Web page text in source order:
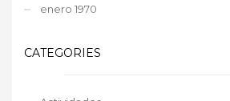
enero 1970
CATEGORIES